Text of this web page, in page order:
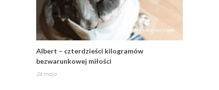
Albert – czterdzieści kilogramów
bezwarunkowej miłości
26 maja